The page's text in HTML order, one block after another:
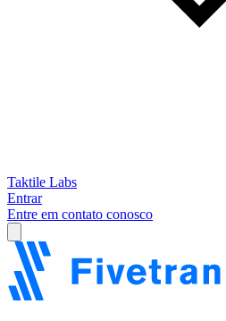
Taktile Labs
Entrar
Entre em contato conosco